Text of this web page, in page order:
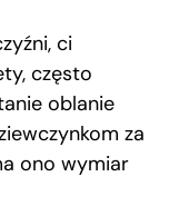
ci
często
oblanie
za
ono wymiar